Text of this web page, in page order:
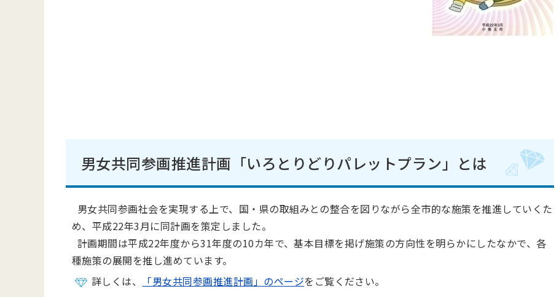
男女共同参画推進計画「いろとりどりパレットプラン」とは
男女共同参画社会を実現する上で、国・県の取組みとの整合を図りながら全市的な施策を推進していくた
め、平成22年3月に同計画を策定しました。
計画期間は平成22年度から31年度の10カ年で、基本目標を掲げ施策の方向性を明らかにしたなかで、各
種施策の展開を推し進めています。
詳しくは、
「男女共同参画推進計画」のページをご覧ください。